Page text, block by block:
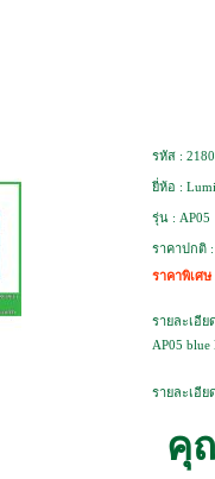
รหัส :
ยี่ห้อ :
รุ่น : AP05
ราคาปกติ
ราคาพิเศ
รายละเอีย
AP05 blue
รายละเอีย
คุ